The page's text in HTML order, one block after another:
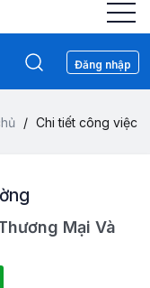
Đăng nhập
/ Chi tiết công việc
Mại Và